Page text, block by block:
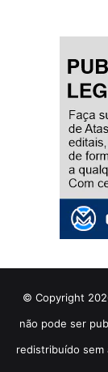
© Copyright
não pode ser
redistribuído